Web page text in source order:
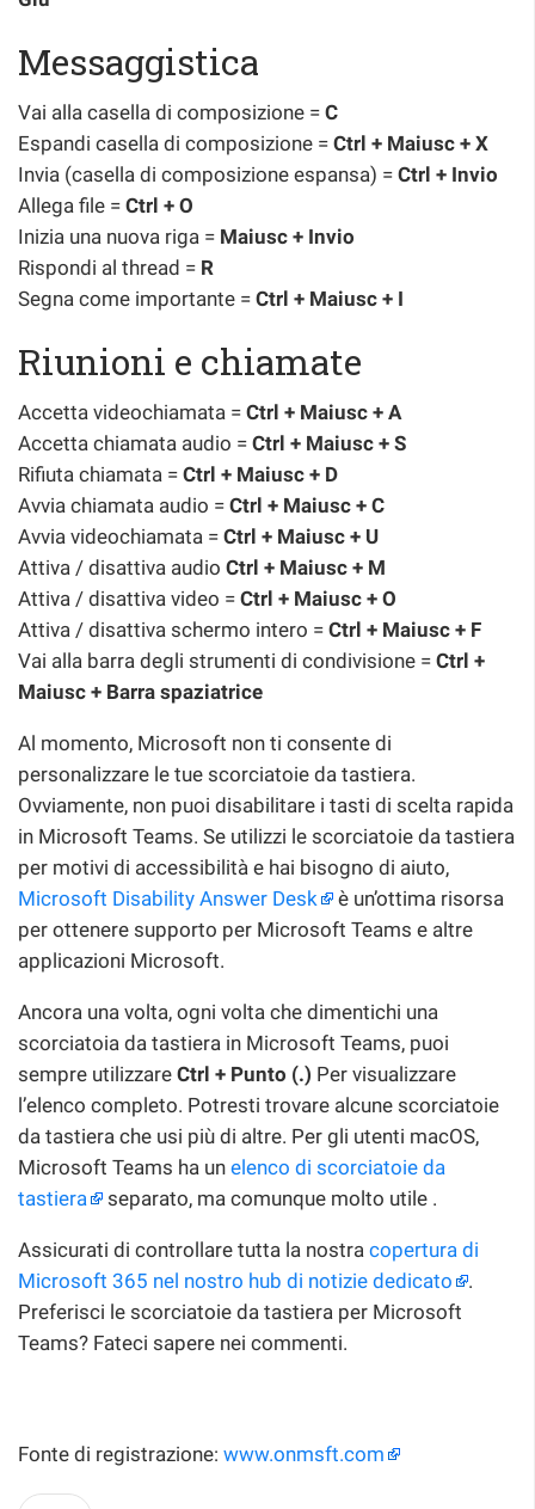
Messaggistica
Vai alla casella di composizione = C
Espandi casella di composizione = Ctrl + Maiusc + X
Invia (casella di composizione espansa) = Ctrl + Invio
Allega file = Ctrl + O
Inizia una nuova riga = Maiusc + Invio
Rispondi al thread = R
Segna come importante = Ctrl + Maiusc + I
Riunioni e chiamate
Accetta videochiamata = Ctrl + Maiusc + A
Accetta chiamata audio = Ctrl + Maiusc + S
Rifiuta chiamata = Ctrl + Maiusc + D
Avvia chiamata audio = Ctrl + Maiusc + C
Avvia videochiamata = Ctrl + Maiusc + U
Attiva / disattiva audio Ctrl + Maiusc + M
Attiva / disattiva video = Ctrl + Maiusc + O
Attiva / disattiva schermo intero = Ctrl + Maiusc + F
Vai alla barra degli strumenti di condivisione = Ctrl +
Maiusc + Barra spaziatrice
Al momento, Microsoft non ti consente di
personalizzare le tue scorciatoie da tastiera.
Ovviamente, non puoi disabilitare i tasti di scelta rapida
in Microsoft Teams. Se utilizzi le scorciatoie da tastiera
per motivi di accessibilità e hai bisogno di aiuto,
Microsoft Disability Answer Desk
è un’ottima risorsa
per ottenere supporto per Microsoft Teams e altre
applicazioni Microsoft.
Ancora una volta, ogni volta che dimentichi una
scorciatoia da tastiera in Microsoft Teams, puoi
sempre utilizzare Ctrl + Punto (.) Per visualizzare
l’elenco completo. Potresti trovare alcune scorciatoie
da tastiera che usi più di altre. Per gli utenti macOS,
Microsoft Teams ha un elenco di scorciatoie da
tastiera
separato, ma comunque molto utile .
Assicurati di controllare tutta la nostra copertura di
Microsoft 365 nel nostro hub di notizie dedicato
.
Preferisci le scorciatoie da tastiera per Microsoft
Teams? Fateci sapere nei commenti.
Fonte di registrazione: www.onmsft.com